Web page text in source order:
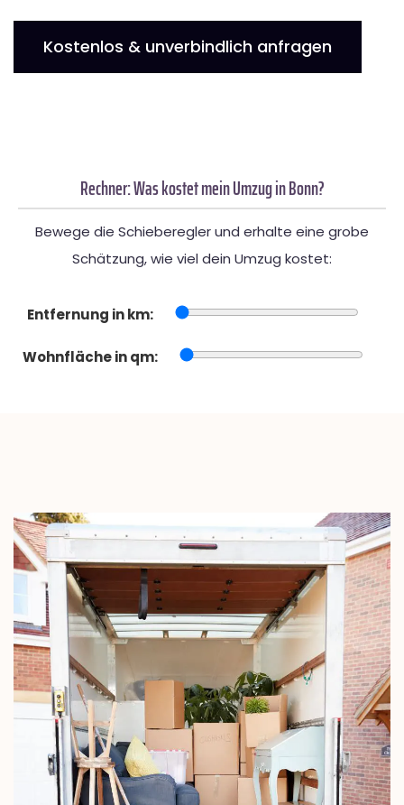
Kostenlos & unverbindlich anfragen
Rechner: Was kostet mein Umzug in Bonn?
Bewege die Schieberegler und erhalte eine grobe
Schätzung, wie viel dein Umzug kostet:
Entfernung in km:
Wohnfläche in qm: